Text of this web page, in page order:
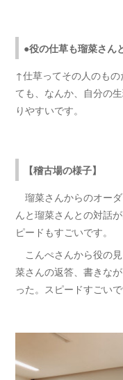
●役の仕草も瑠菜さん
↑仕草ってその人のも
ても、なんか、自分の
りやすいです。
【稽古場の様子】
瑠菜さんからのオー
んと瑠菜さんとの対話
ピードもすごいです。
こんぺさんから役の
菜さんの返答、書きな
った。スピードすごい